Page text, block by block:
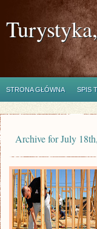
STRONA GŁÓWNA SPIS
Archive for July